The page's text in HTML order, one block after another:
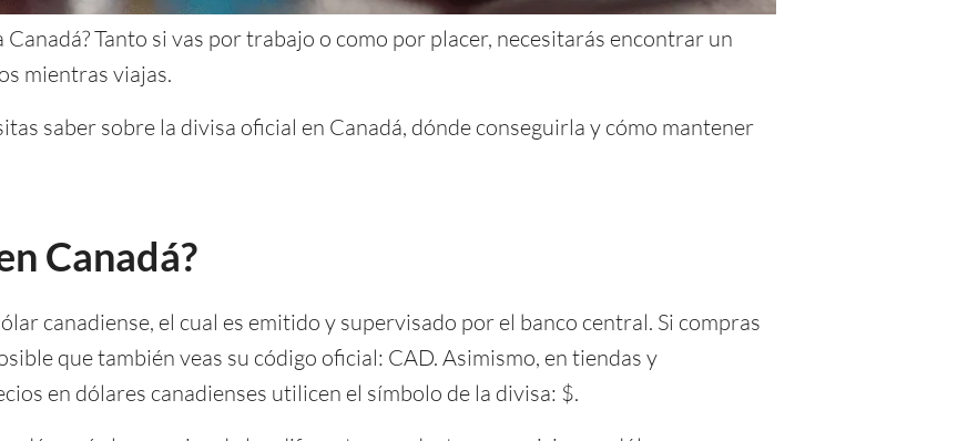
Canadá? Tanto si vas por trabajo o como por placer, necesitarás encontrar un
mientras viajas.
saber sobre la divisa oficial en Canadá, dónde conseguirla y cómo mantener
Canadá?
canadiense, el cual es emitido y supervisado por el banco central. Si compras
que también veas su código oficial: CAD. Asimismo, en tiendas y
en dólares canadienses utilicen el símbolo de la divisa: $.